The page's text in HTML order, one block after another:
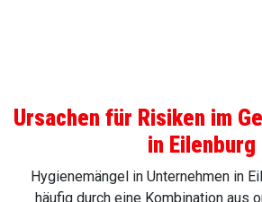
Ursachen für Risiken im
in Eilenburg
Hygienemängel in Unternehmen in
häufig durch eine Kombination aus